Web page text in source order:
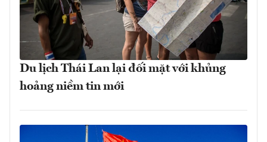
Du lịch Thái Lan lại đối mặt với khủng
hoảng niềm tin mới